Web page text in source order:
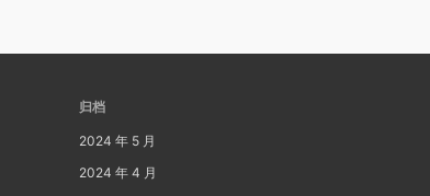
归档
2024 年 5 月
2024 年 4 月